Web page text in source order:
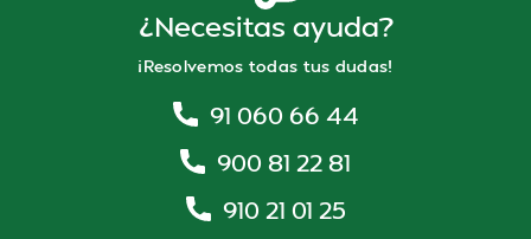
En siguientes contrataciones, el solicitante podrá escoger el
cliente y visualizar la TAE y el importe total a pagar. Todas las
¿Necesitas ayuda?
¡Resolvemos todas tus dudas!
91 060 66 44
900 81 22 81
910 21 01 25